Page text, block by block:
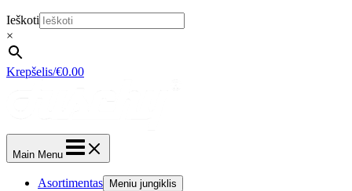
Ieškoti
×
Krepšelis/€0.00
Main Menu
Asortimentas Meniu jungiklis